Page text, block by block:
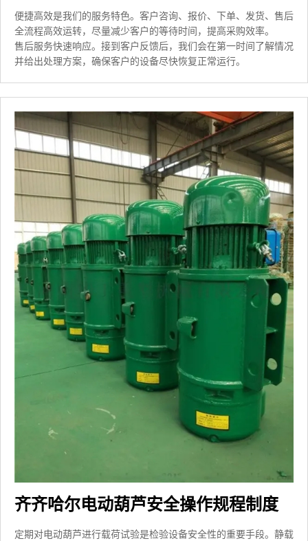
便捷高效是我们的服务特色。客户咨询、报价、下单、发货、售后
全流程高效运转，尽量减少客户的等待时间，提高采购效率。
售后服务快速响应。接到客户反馈后，我们会在第一时间了解情况
并给出处理方案，确保客户的设备尽快恢复正常运行。
齐齐哈尔电动葫芦安全操作规程制度
定期对电动葫芦进行载荷试验是检验设备安全性的重要手段。静载